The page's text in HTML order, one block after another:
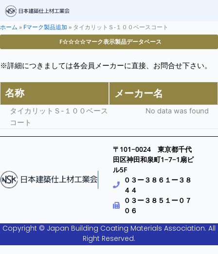
ホーム » Fマーク製品追加 » タイカリットＳ-１００ベースコート
F☆☆☆☆マーク表示製品データベース
※詳細につきましては各会員メーカーに直接、お問合せ下さい。
名称 メーカー名
タイカリットＳ-１００ベース
コート
No data was found
〒101−0024 東京都千代
田区神田和泉町1−7−1扇ビ
ル5F
０３ー３８６１ー３８
４４
０３ー３８５１ー０７
０６
Copyright © Japan Building Coating Materials Association. All
Right Reserved.